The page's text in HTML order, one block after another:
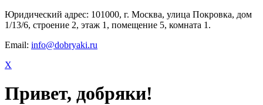
Юридический адрес: 101000, г. Москва, улица Покровка, дом
1/13/6, строение 2, этаж 1, помещение 5, комната 1.
Email: info@dobryaki.ru
X
Привет, добряки!